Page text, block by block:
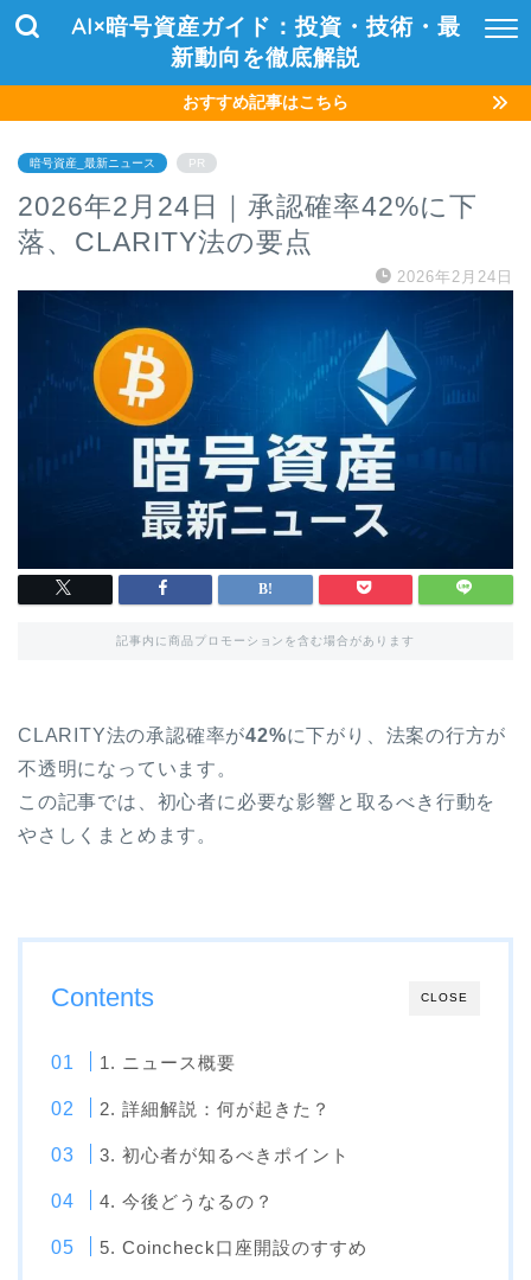
AI×暗号資産ガイド：投資・技術・最
新動向を徹底解説
おすすめ記事はこちら
暗号資産_最新ニュース PR
2026年2月24日｜承認確率42%に下
落、CLARITY法の要点
2026年2月24日
記事内に商品プロモーションを含む場合があります
CLARITY法の承認確率が42%に下がり、法案の行方が
不透明になっています。
この記事では、初心者に必要な影響と取るべき行動を
やさしくまとめます。
CLOSE
Contents
1. ニュース概要
2. 詳細解説：何が起きた？
3. 初心者が知るべきポイント
4. 今後どうなるの？
5. Coincheck口座開設のすすめ